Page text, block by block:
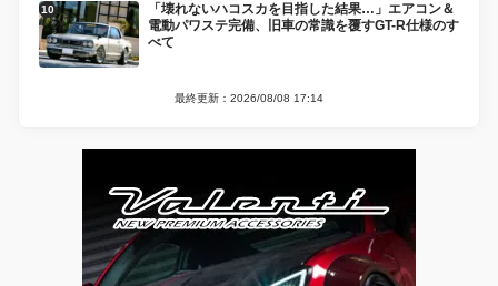
「壊れないハコスカを目指した結果…」エアコン＆
電動パワステ完備、旧車の常識を覆すGT-R仕様のす
べて
最終更新：2026/08/08 17:14